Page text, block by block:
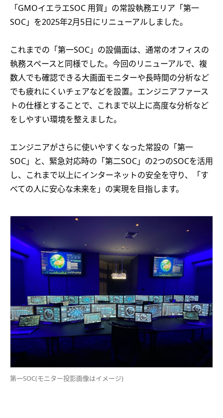
「GMOイエラエSOC 用賀」の常設執務エリア「第一
SOC」を2025年2月5日にリニューアルしました。
これまでの「第一SOC」の設備面は、通常のオフィスの
執務スペースと同様でした。今回のリニューアルで、複
数人でも確認できる大画面モニターや長時間の分析など
でも疲れにくいチェアなどを設置。エンジニアファース
トの仕様とすることで、これまで以上に高度な分析など
をしやすい環境を整えました。
エンジニアがさらに使いやすくなった常設の「第一
SOC」と、緊急対応時の「第二SOC」の2つのSOCを活用
し、これまで以上にインターネットの安全を守り、「す
べての人に安心な未来を」の実現を目指します。
第一SOC(モニター投影画像はイメージ)